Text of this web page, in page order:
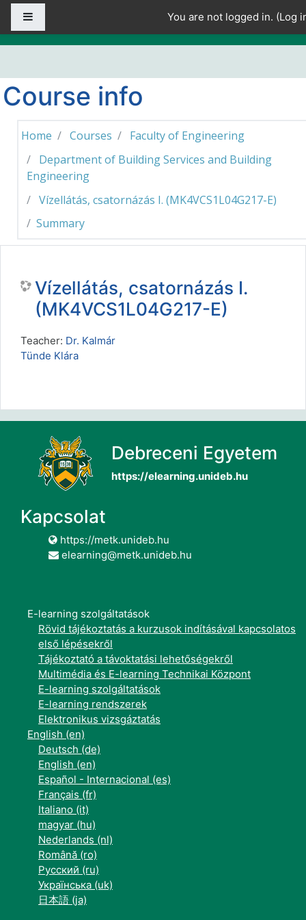
Skip to main content
You are not logged in. (Log
Course info
Home Courses
Faculty of Engineering
Department of Building Services and Building
Engineering
Vízellátás, csatornázás I. (MK4VCS1L04G217-E)
Summary
Vízellátás, csatornázás I.
(MK4VCS1L04G217-E)
Teacher: Dr. Kalmár
Tünde Klára
Debreceni Egyetem
https://elearning.unideb.hu
Kapcsolat
https://metk.unideb.hu
elearning@metk.unideb.hu
E-learning szolgáltatások
Rövid tájékoztatás a kurzusok indításával kapcsolatos
első lépésekről
Tájékoztató a távoktatási lehetőségekről
Multimédia és E-learning Technikai Központ
E-learning szolgáltatások
E-learning rendszerek
Elektronikus vizsgáztatás
English ‎(en)‎
Deutsch ‎(de)‎
English ‎(en)‎
Español - Internacional ‎(es)‎
Français ‎(fr)‎
Italiano ‎(it)‎
magyar ‎(hu)‎
Nederlands ‎(nl)‎
Română ‎(ro)‎
Русский ‎(ru)‎
Українська ‎(uk)‎
日本語 ‎(ja)‎